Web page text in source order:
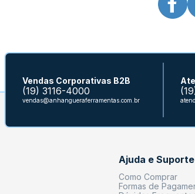
Vendas Corporativas B2B
(19) 3116-4000
vendas@anhangueraferramentas.com.br
Ajuda e Suporte
Como Comprar
Formas de